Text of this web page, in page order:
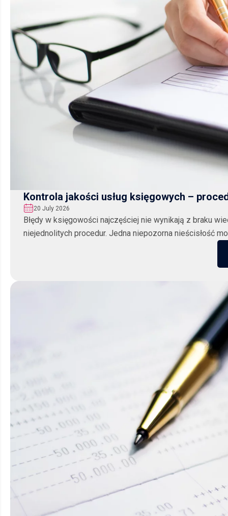
Kontrola jakości usług księgowych –
20 July 2026
Błędy w księgowości najczęściej nie wynikają z braku
niejednolitych procedur. Jedna niepozorna nieścisłość